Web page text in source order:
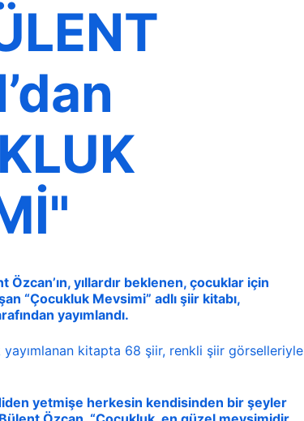
Özcan’ın, yıllardır beklenen, çocuklar için
“Çocukluk Mevsimi” adlı şiir kitabı,
yayımlandı.
yayımlanan kitapta 68 şiir, renkli şiir görselleriyle
yetmişe herkesin kendisinden bir şeyler